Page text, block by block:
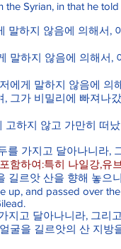
Syrian, in that he told
말하지 않음에 의해서,
말하지 않음에 의해서,
에게 말하지 않음에 의
, 그가 비밀리에 빠져나
고하지 않고 가만히 떠
를 가지고 달아나니라,
함하여:특히 나일강,유
길르앗 산을 향해 놓으
up, and passed over the
지고 달아나니라, 그리
굴을 길르앗의 산 지방